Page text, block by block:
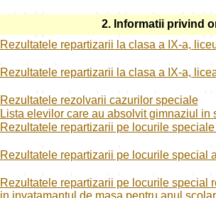
2. Informatii privind
Rezultatele repartizarii la clasa a IX-a,
Rezultatele repartizarii la clasa a IX-a,
Rezultatele rezolvarii cazurilor speciale
Lista elevilor care au absolvit gimnaziul
Rezultatele repartizarii pe locurile
Rezultatele repartizarii pe locurile special
Rezultatele repartizarii pe locurile special
in invatamantul de masa pentru anul